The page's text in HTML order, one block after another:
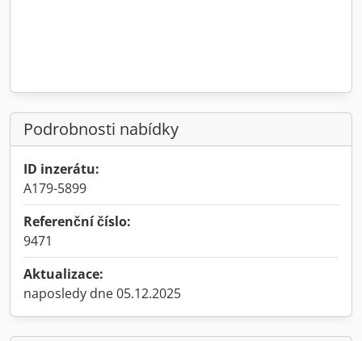
Podrobnosti nabídky
ID inzerátu:
A179-5899
Referenční číslo:
9471
Aktualizace:
naposledy dne 05.12.2025